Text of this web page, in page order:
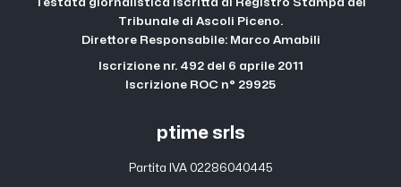
Tribunale di Ascoli Piceno.
Direttore Responsabile: Marco Amabili
Iscrizione nr. 492 del 6 aprile 2011
Iscrizione ROC n° 29925
ptime srls
Partita IVA 02286040445